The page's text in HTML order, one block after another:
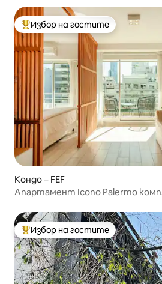
Най-популярен избор на гостите
Избор на гостите
Кондо – FEF
Апартамент Icono Palermo
Най-популярен избор на гостите
Избор на гостите